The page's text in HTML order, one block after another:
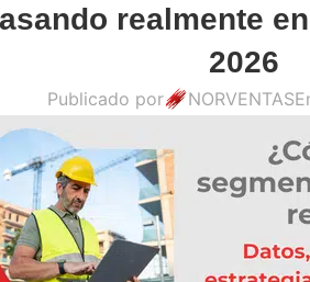
realmente
2026
Publicado por NORVENTAS